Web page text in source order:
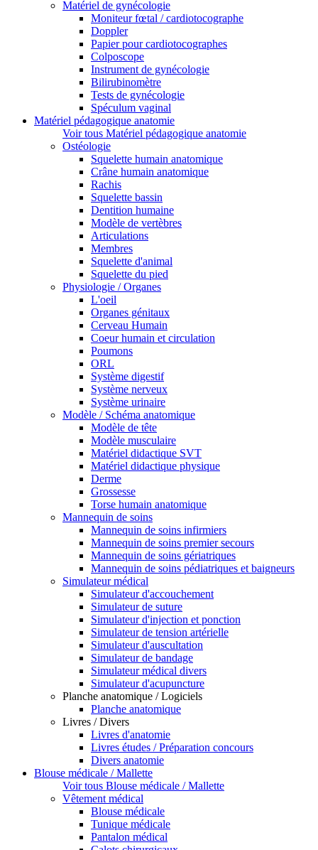
Matériel de gynécologie
Moniteur fœtal / cardiotocographe
Doppler
Papier pour cardiotocographes
Colposcope
Instrument de gynécologie
Bilirubinomètre
Tests de gynécologie
Spéculum vaginal
Matériel pédagogique anatomie
Voir tous Matériel pédagogique anatomie
Ostéologie
Squelette humain anatomique
Crâne humain anatomique
Rachis
Squelette bassin
Dentition humaine
Modèle de vertèbres
Articulations
Membres
Squelette d'animal
Squelette du pied
Physiologie / Organes
L'oeil
Organes génitaux
Cerveau Humain
Coeur humain et circulation
Poumons
ORL
Système digestif
Système nerveux
Système urinaire
Modèle / Schéma anatomique
Modèle de tête
Modèle musculaire
Matériel didactique SVT
Matériel didactique physique
Derme
Grossesse
Torse humain anatomique
Mannequin de soins
Mannequin de soins infirmiers
Mannequin de soins premier secours
Mannequin de soins gériatriques
Mannequin de soins pédiatriques et baigneurs
Simulateur médical
Simulateur d'accouchement
Simulateur de suture
Simulateur d'injection et ponction
Simulateur de tension artérielle
Simulateur d'auscultation
Simulateur de bandage
Simulateur médical divers
Simulateur d'acupuncture
Planche anatomique / Logiciels
Planche anatomique
Livres / Divers
Livres d'anatomie
Livres études / Préparation concours
Divers anatomie
Blouse médicale / Mallette
Voir tous Blouse médicale / Mallette
Vêtement médical
Blouse médicale
Tunique médicale
Pantalon médical